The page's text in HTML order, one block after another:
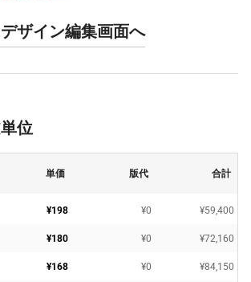
ザイン編集画面へ
位
単価 版代 合計
¥198 ¥0 ¥59,400
¥180 ¥0 ¥72,160
¥168 ¥0 ¥84,150